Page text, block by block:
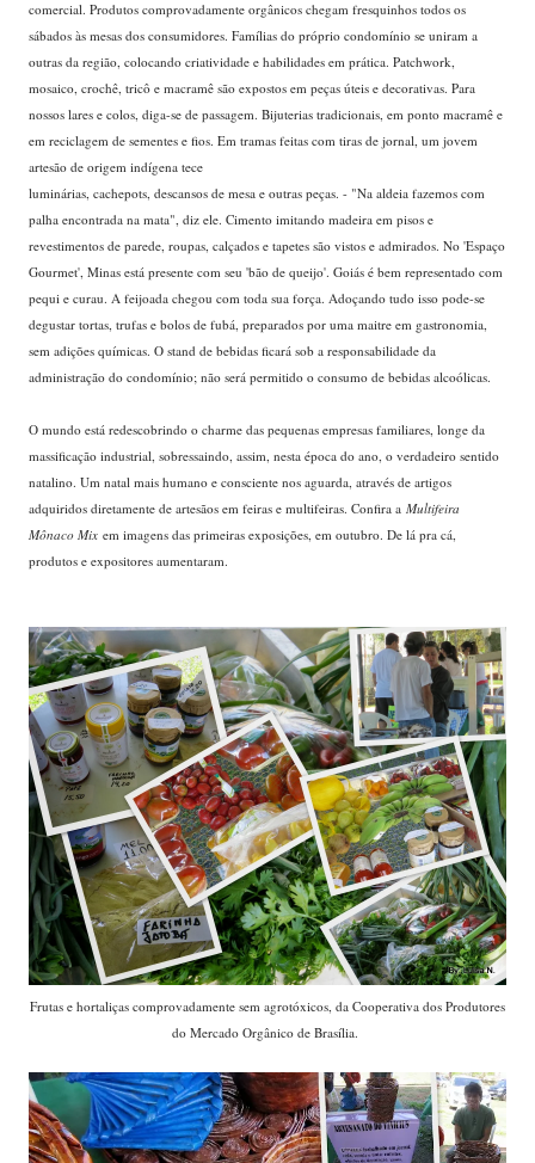
comercial. Produtos comprovadamente orgânicos chegam fresquinhos todos os
sábados às mesas dos consumidores. Famílias do próprio condomínio se uniram a
outras da região, colocando criatividade e habilidades em prática. Patchwork,
mosaico, crochê, tricô e macramê são expostos em peças úteis e decorativas. Para
nossos lares e colos, diga-se de passagem. Bijuterias tradicionais, em ponto macramê e
em reciclagem de sementes e fios. Em tramas feitas com tiras de jornal, um jovem
artesão de origem indígena tece
luminárias, cachepots, descansos de mesa e outras peças. - "Na aldeia fazemos com
palha encontrada na mata", diz ele. Cimento imitando madeira em pisos e
revestimentos de parede, roupas, calçados e tapetes são vistos e admirados. No 'Espaço
Gourmet', Minas está presente com seu 'bão de queijo'. Goiás é bem representado com
pequi e curau. A feijoada chegou com toda sua força. Adoçando tudo isso pode-se
degustar tortas, trufas e bolos de fubá, preparados por uma maitre em gastronomia,
sem adições químicas. O stand de bebidas ficará sob a responsabilidade da
administração do condomínio; não será permitido o consumo de bebidas alcoólicas.
O mundo está redescobrindo o charme das pequenas empresas familiares, longe da
massificação industrial, sobressaindo, assim, nesta época do ano, o verdadeiro sentido
natalino. Um natal mais humano e consciente nos aguarda, através de artigos
adquiridos diretamente de artesãos em feiras e multifeiras. Confira a Multifeira
Mônaco Mix em imagens das primeiras exposições, em outubro. De lá pra cá,
produtos e expositores aumentaram.
Frutas e hortaliças comprovadamente sem agrotóxicos, da Cooperativa dos Produtores
do Mercado Orgânico de Brasília.